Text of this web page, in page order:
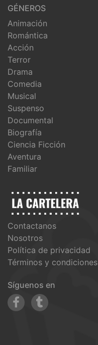
GÉNEROS
Animación
Romántica
Acción
Terror
Drama
Comedia
Musical
Suspenso
Documental
Biografía
Ciencia Ficción
Aventura
Familiar
Contactanos
Nosotros
Política de privacidad
Términos y condiciones
Síguenos en